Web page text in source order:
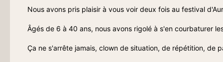
Nous avons pris plaisir à vous voir deux fois au festival
Âgés de 6 à 40 ans, nous avons rigolé à s'en courbaturer
Ça ne s'arrête jamais, clown de situation, de répétition, de